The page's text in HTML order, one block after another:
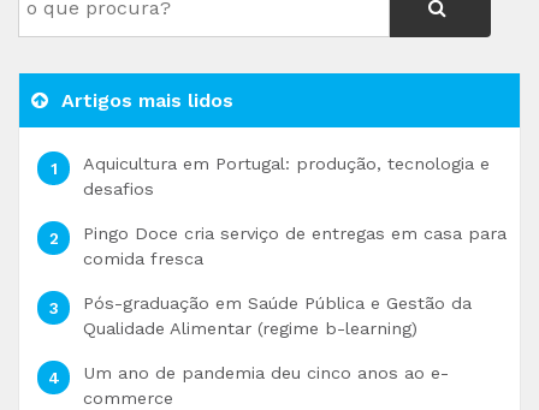
Artigos mais lidos
Aquicultura em Portugal: produção, tecnologia e
desafios
Pingo Doce cria serviço de entregas em casa para
comida fresca
Pós-graduação em Saúde Pública e Gestão da
Qualidade Alimentar (regime b-learning)
Um ano de pandemia deu cinco anos ao e-
commerce